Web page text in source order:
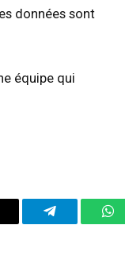
données sont
équipe qui
Telegram